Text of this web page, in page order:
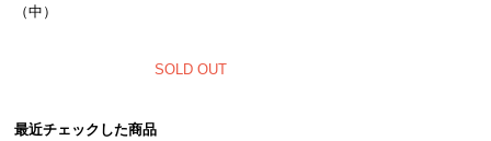
（中）
SOLD OUT
最近チェックした商品